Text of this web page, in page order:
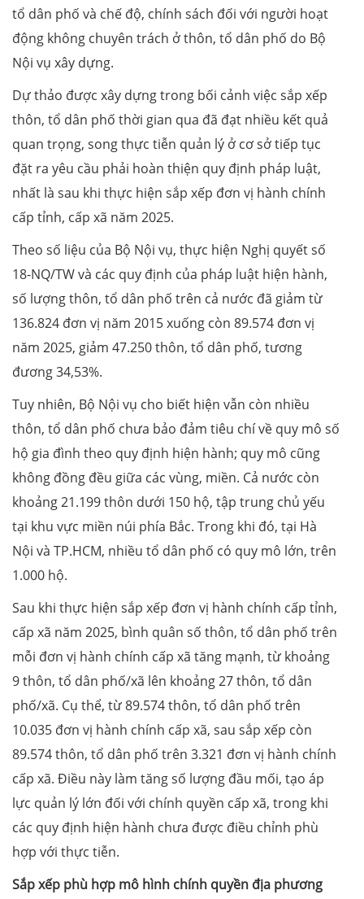
tổ dân phố và chế độ, chính sách đối với người hoạt
động không chuyên trách ở thôn, tổ dân phố do Bộ
Nội vụ xây dựng.
Dự thảo được xây dựng trong bối cảnh việc sắp xếp
thôn, tổ dân phố thời gian qua đã đạt nhiều kết quả
quan trọng, song thực tiễn quản lý ở cơ sở tiếp tục
đặt ra yêu cầu phải hoàn thiện quy định pháp luật,
nhất là sau khi thực hiện sắp xếp đơn vị hành chính
cấp tỉnh, cấp xã năm 2025.
Theo số liệu của Bộ Nội vụ, thực hiện Nghị quyết số
18-NQ/TW và các quy định của pháp luật hiện hành,
số lượng thôn, tổ dân phố trên cả nước đã giảm từ
136.824 đơn vị năm 2015 xuống còn 89.574 đơn vị
năm 2025, giảm 47.250 thôn, tổ dân phố, tương
đương 34,53%.
Tuy nhiên, Bộ Nội vụ cho biết hiện vẫn còn nhiều
thôn, tổ dân phố chưa bảo đảm tiêu chí về quy mô số
hộ gia đình theo quy định hiện hành; quy mô cũng
không đồng đều giữa các vùng, miền. Cả nước còn
khoảng 21.199 thôn dưới 150 hộ, tập trung chủ yếu
tại khu vực miền núi phía Bắc. Trong khi đó, tại Hà
Nội và TP.HCM, nhiều tổ dân phố có quy mô lớn, trên
1.000 hộ.
Sau khi thực hiện sắp xếp đơn vị hành chính cấp tỉnh,
cấp xã năm 2025, bình quân số thôn, tổ dân phố trên
mỗi đơn vị hành chính cấp xã tăng mạnh, từ khoảng
9 thôn, tổ dân phố/xã lên khoảng 27 thôn, tổ dân
phố/xã. Cụ thể, từ 89.574 thôn, tổ dân phố trên
10.035 đơn vị hành chính cấp xã, sau sắp xếp còn
89.574 thôn, tổ dân phố trên 3.321 đơn vị hành chính
cấp xã. Điều này làm tăng số lượng đầu mối, tạo áp
lực quản lý lớn đối với chính quyền cấp xã, trong khi
các quy định hiện hành chưa được điều chỉnh phù
hợp với thực tiễn.
Sắp xếp phù hợp mô hình chính quyền địa phương